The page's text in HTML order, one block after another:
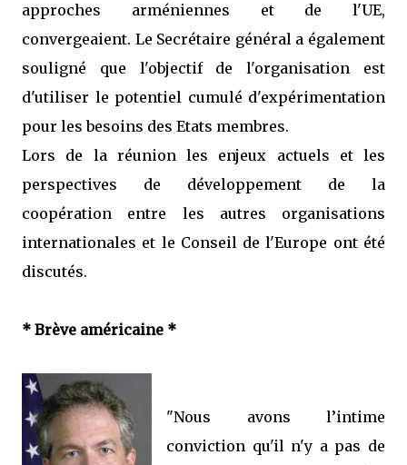
approches arméniennes et de l'UE,
convergeaient. Le Secrétaire général a également
souligné que l'objectif de l'organisation est
d'utiliser le potentiel cumulé d'expérimentation
pour les besoins des Etats membres.
Lors de la réunion les enjeux actuels et les
perspectives de développement de la
coopération entre les autres organisations
internationales et le Conseil de l'Europe ont été
discutés.
* Brève américaine *
"Nous avons l’intime
conviction qu'il n'y a pas de